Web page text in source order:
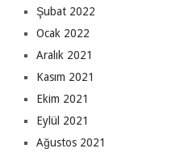
Şubat 2022
Ocak 2022
Aralık 2021
Kasım 2021
Ekim 2021
Eylül 2021
Ağustos 2021